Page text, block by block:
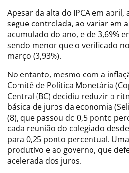
Apesar da alta do IPCA em abril,
segue controlada, ao variar em
acumulado do ano, e de 3,69%
sendo menor que o verificado
março (3,93%).
No entanto, mesmo com a
Comitê de Política Monetária
Central (BC) decidiu reduzir o
básica de juros da economia
(8), que passou do 0,5 ponto
cada reunião do colegiado
para 0,25 ponto percentual.
produtivo e ao governo, que
acelerada dos juros.